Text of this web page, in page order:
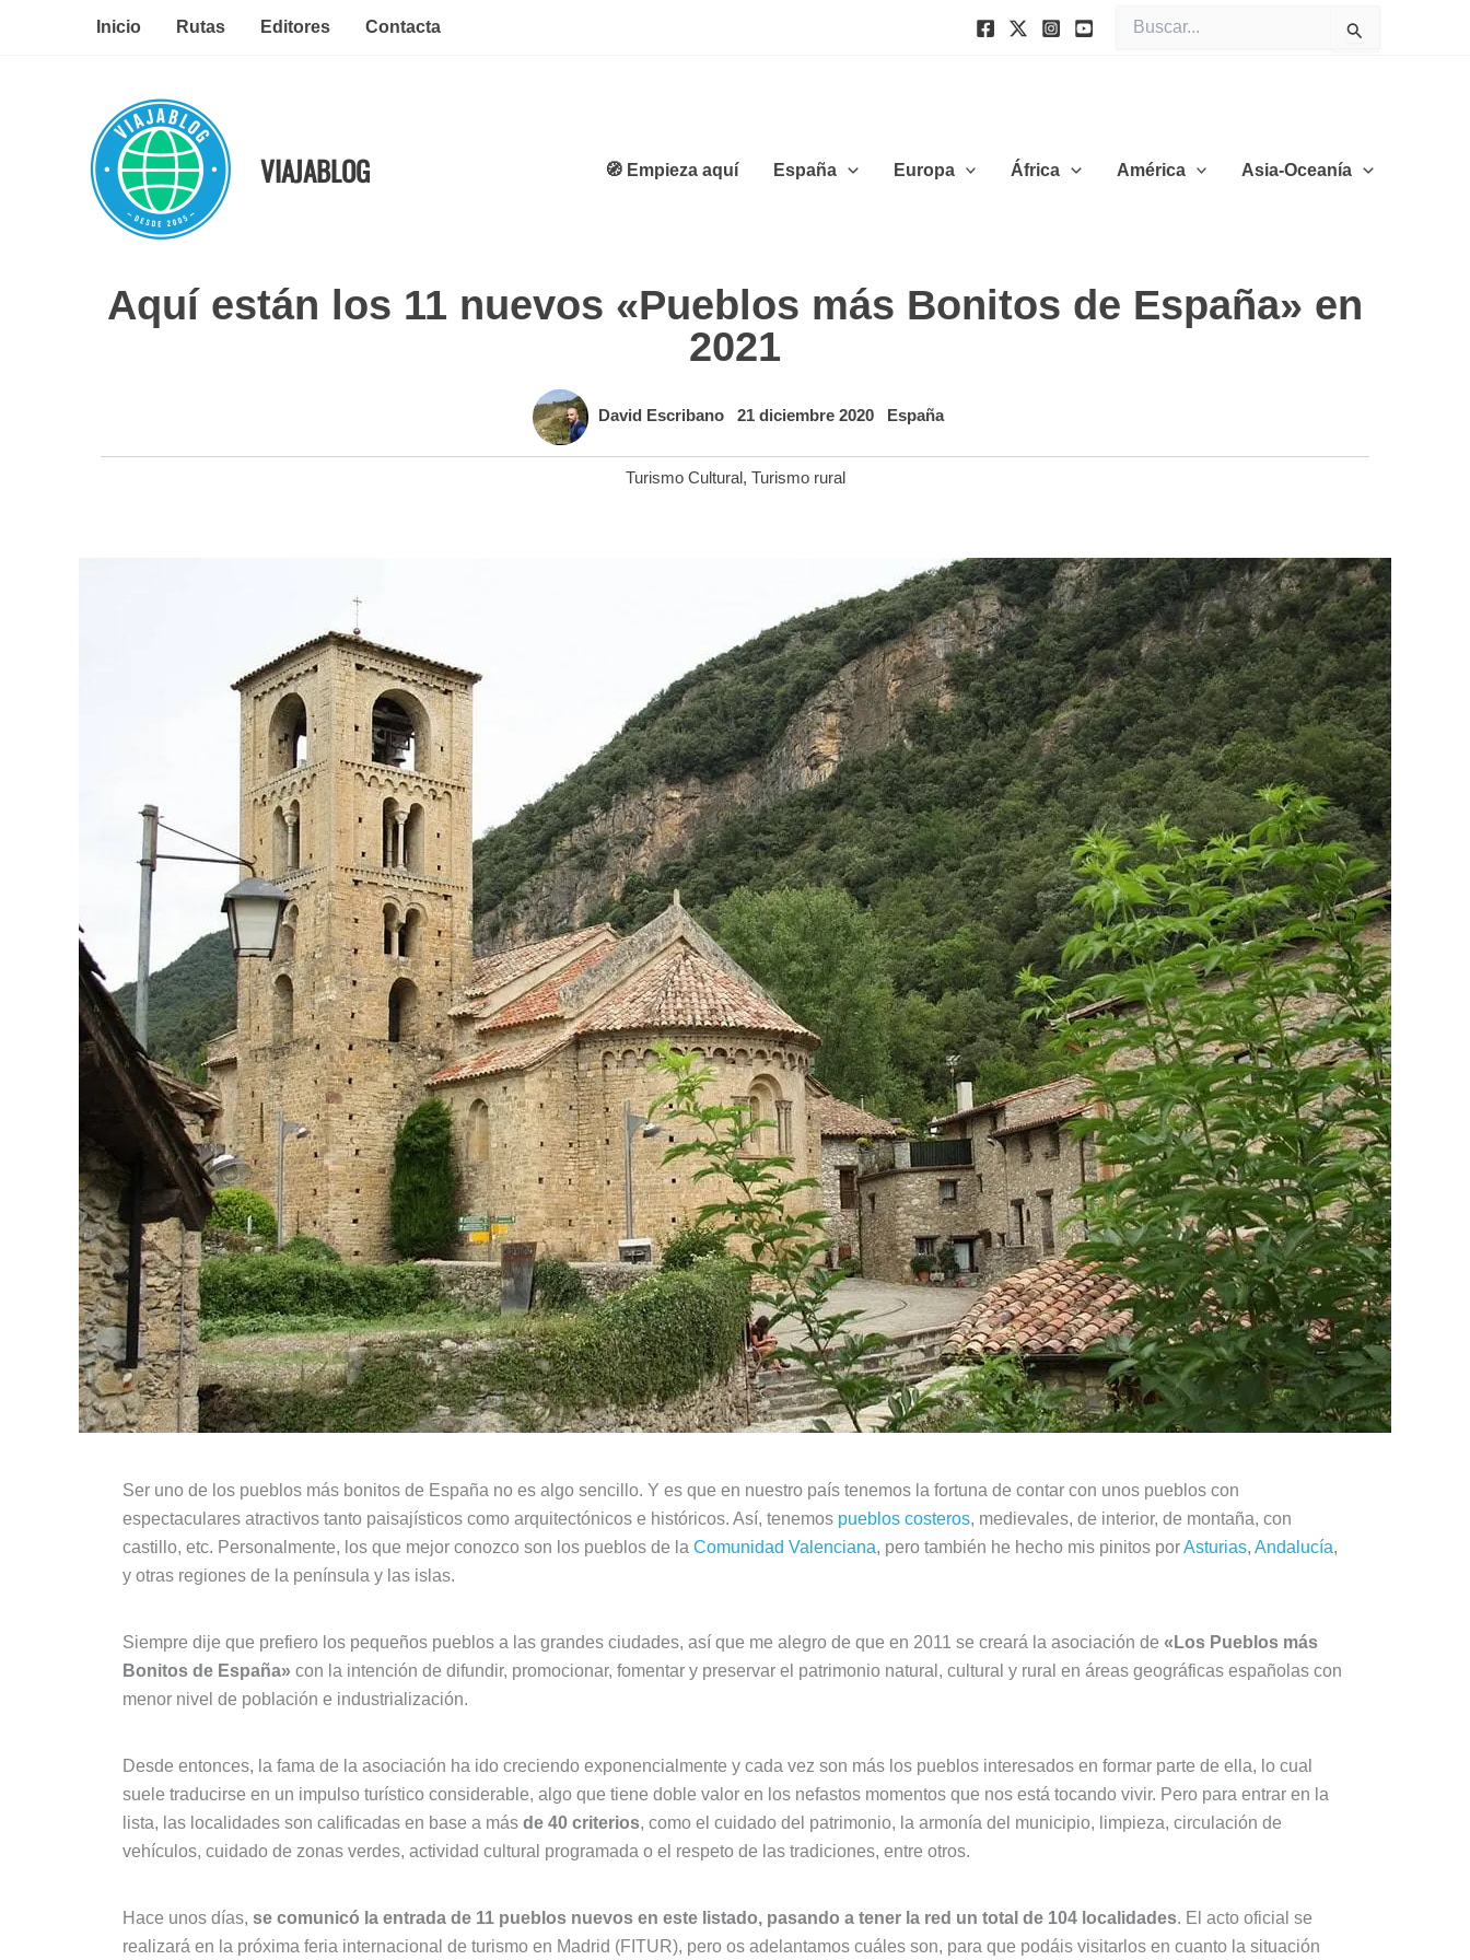
Inicio Rutas Editores Contacta
por:
VIAJABLOG 🧭 Empieza aquí España Europa África América Asia-Oceanía
Aquí están los 11 nuevos «Pueblos más Bonitos de España» en
2021
David Escribano 21 diciembre 2020 España
Turismo Cultural, Turismo rural
Ser uno de los pueblos más bonitos de España no es algo sencillo. Y es que en nuestro país tenemos la fortuna de contar con unos pueblos con
espectaculares atractivos tanto paisajísticos como arquitectónicos e históricos. Así, tenemos pueblos costeros, medievales, de interior, de montaña, con
castillo, etc. Personalmente, los que mejor conozco son los pueblos de la Comunidad Valenciana, pero también he hecho mis pinitos porAsturias, Andalucía,
y otras regiones de la península y las islas.
Siempre dije que prefiero los pequeños pueblos a las grandes ciudades, así que me alegro de que en 2011 se creará la asociación de «Los Pueblos más
Bonitos de España» con la intención de difundir, promocionar, fomentar y preservar el patrimonio natural, cultural y rural en áreas geográficas españolas con
menor nivel de población e industrialización.
Desde entonces, la fama de la asociación ha ido creciendo exponencialmente y cada vez son más los pueblos interesados en formar parte de ella, lo cual
suele traducirse en un impulso turístico considerable, algo que tiene doble valor en los nefastos momentos que nos está tocando vivir. Pero para entrar en la
lista, las localidades son calificadas en base a más de 40 criterios, como el cuidado del patrimonio, la armonía del municipio, limpieza, circulación de
vehículos, cuidado de zonas verdes, actividad cultural programada o el respeto de las tradiciones, entre otros.
Hace unos días, se comunicó la entrada de 11 pueblos nuevos en este listado, pasando a tener la red un total de 104 localidades. El acto oficial se
realizará en la próxima feria internacional de turismo en Madrid (FITUR), pero os adelantamos cuáles son, para que podáis visitarlos en cuanto la situación